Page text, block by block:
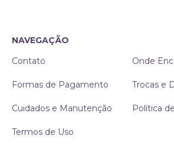
NAVEGAÇÃO
Contato
Onde
Formas de Pagamento Trocas e
Cuidados e Manutenção Política
Termos de Uso